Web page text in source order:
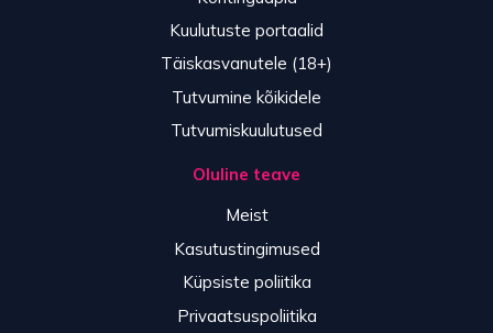
Kuulutuste portaalid
Täiskasvanutele (18+)
Tutvumine kõikidele
Tutvumiskuulutused
Oluline teave
Meist
Kasutustingimused
Küpsiste poliitika
Privaatsuspoliitika